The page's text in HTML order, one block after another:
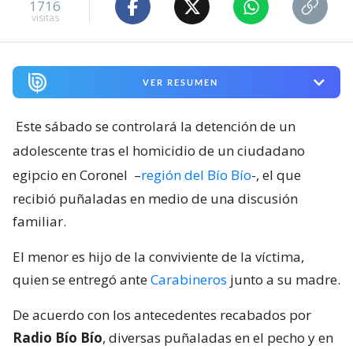
1716
visitas
VER RESUMEN
Este sábado se controlará la detención de un
adolescente tras el homicidio de un ciudadano
egipcio en Coronel –región del Bío Bío-, el que
recibió puñaladas en medio de una discusión
familiar.
El menor es hijo de la conviviente de la víctima,
quien se entregó anteCarabineros junto a su madre.
De acuerdo con los antecedentes recabados por
Radio Bío Bío, diversas puñaladas en el pecho y en